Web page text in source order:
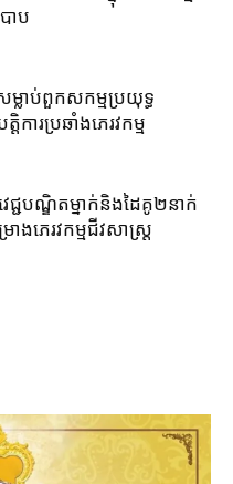
ាប
លាប់ពួកសកម្មប្រយុទ្ធ
ការប្រឆាំងភេរវកម្ម
ជ្ជបណ្ឌិតម្នាក់និងដៃគូ២នាក់
ងភេរវកម្មជីវសាស្ត្រ